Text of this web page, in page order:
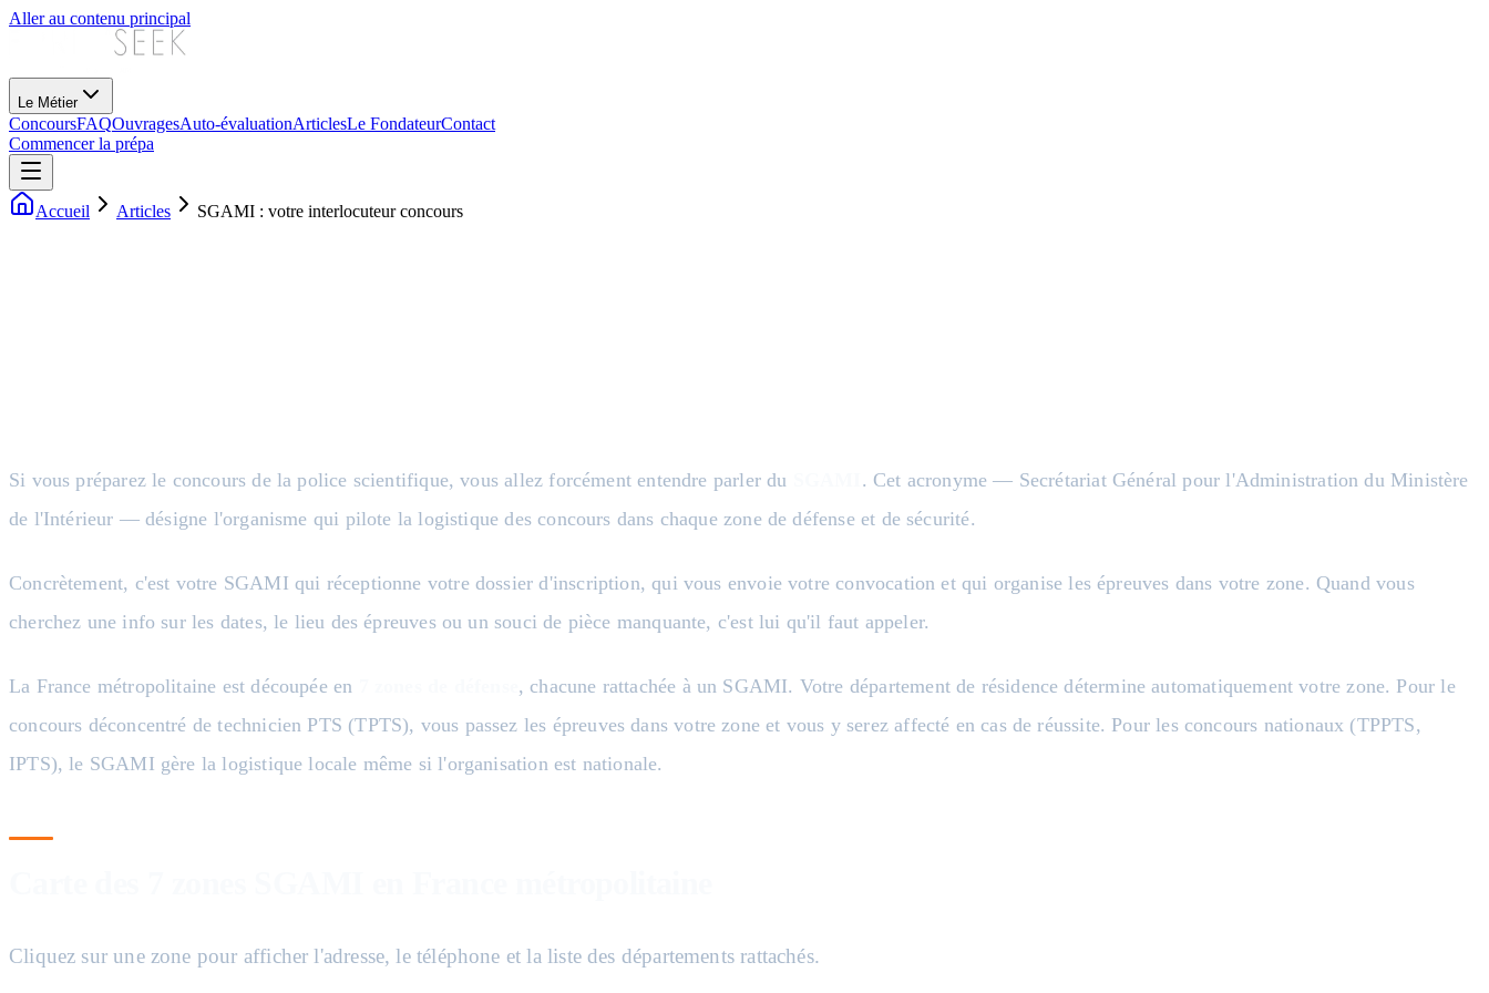
Aller au contenu principal
Le Métier
ConcoursFAQOuvragesAuto-évaluationArticlesLe FondateurContact
Commencer la prépa
Accueil Articles SGAMI : votre interlocuteur concours
Si vous préparez le concours de la police scientifique, vous allez forcément entendre parler du
. Cet acronyme — Secrétariat Général pour l'Administration du Ministère
de l'Intérieur — désigne l'organisme qui pilote la logistique des concours dans chaque zone de défense et de sécurité.
Concrètement, c'est votre SGAMI qui réceptionne votre dossier d'inscription, qui vous envoie votre convocation et qui organise les épreuves dans votre zone. Quand vous
cherchez une info sur les dates, le lieu des épreuves ou un souci de pièce manquante, c'est lui qu'il faut appeler.
La France métropolitaine est découpée en
, chacune rattachée à un SGAMI. Votre département de résidence détermine automatiquement votre zone. Pour le
concours déconcentré de technicien PTS (TPTS), vous passez les épreuves dans votre zone et vous y serez affecté en cas de réussite. Pour les concours nationaux (TPPTS,
IPTS), le SGAMI gère la logistique locale même si l'organisation est nationale.
Cliquez sur une zone pour afficher l'adresse, le téléphone et la liste des départements rattachés.